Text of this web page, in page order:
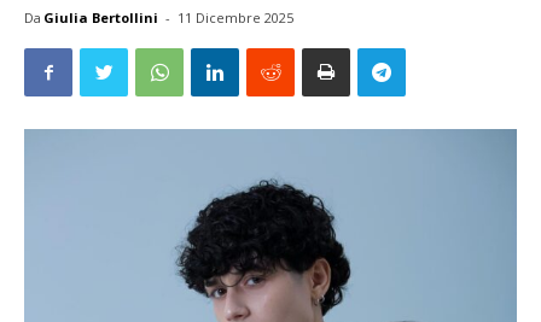
Da Giulia Bertollini - 11 Dicembre 2025